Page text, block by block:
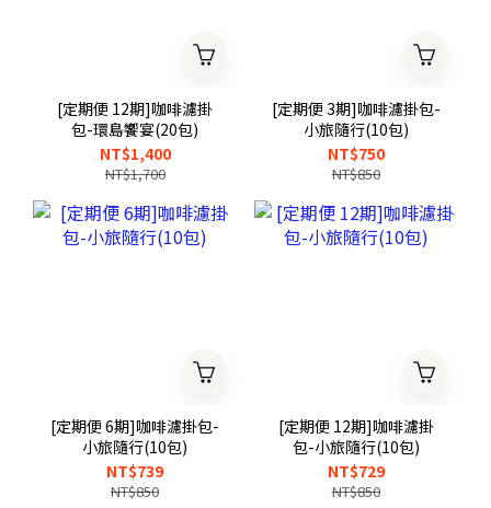
[定期便 12期]咖啡濾掛
包-環島饗宴(20包)
NT$1,400
NT$1,700
[定期便 3期]咖啡濾掛包-
小旅隨行(10包)
NT$750
NT$850
[定期便 6期]咖啡濾掛包-
小旅隨行(10包)
NT$739
NT$850
[定期便 12期]咖啡濾掛
包-小旅隨行(10包)
NT$729
NT$850